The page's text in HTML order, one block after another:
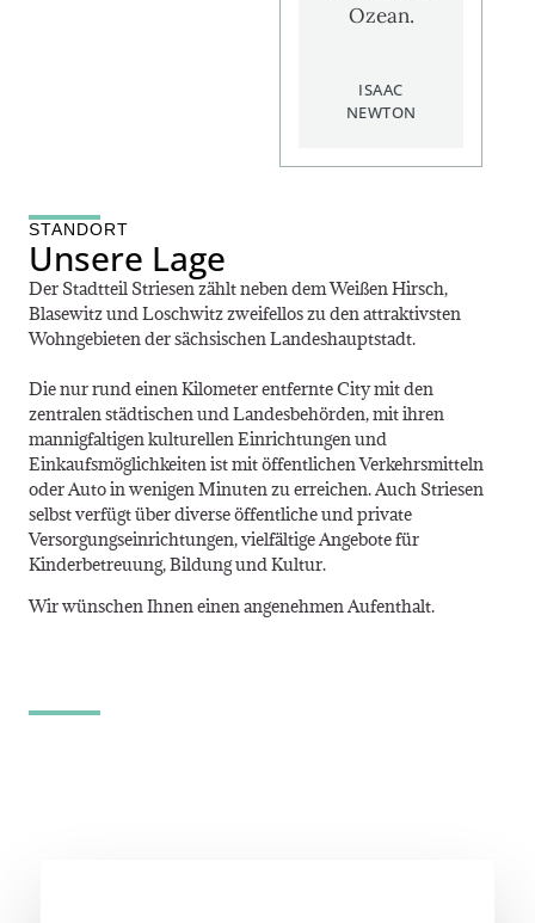
Ozean.
ISAAC
NEWTON
STANDORT
Unsere Lage
Der Stadtteil Striesen zählt neben dem Weißen Hirsch,
Blasewitz und Loschwitz zweifellos zu den attraktivsten
Wohngebieten der sächsischen Landeshauptstadt.
Die nur rund einen Kilometer entfernte City mit den
zentralen städtischen und Landesbehörden, mit ihren
mannigfaltigen kulturellen Einrichtungen und
Einkaufsmöglichkeiten ist mit öffentlichen Verkehrsmitteln
oder Auto in wenigen Minuten zu erreichen. Auch Striesen
selbst verfügt über diverse öffentliche und private
Versorgungseinrichtungen, vielfältige Angebote für
Kinderbetreuung, Bildung und Kultur.
Wir wünschen Ihnen einen angenehmen Aufenthalt.